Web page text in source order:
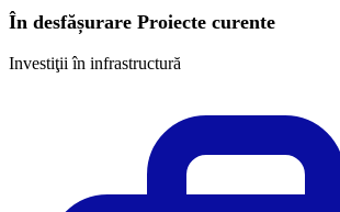
În desfășurare Proiecte curente
Investiţii în infrastructură